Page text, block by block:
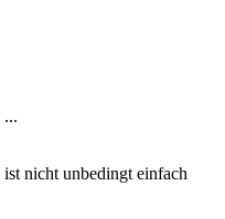
...
nicht unbedingt einfach